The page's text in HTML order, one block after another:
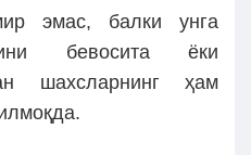
эмас, балки унга
бевосита ёки
шахсларнинг ҳам